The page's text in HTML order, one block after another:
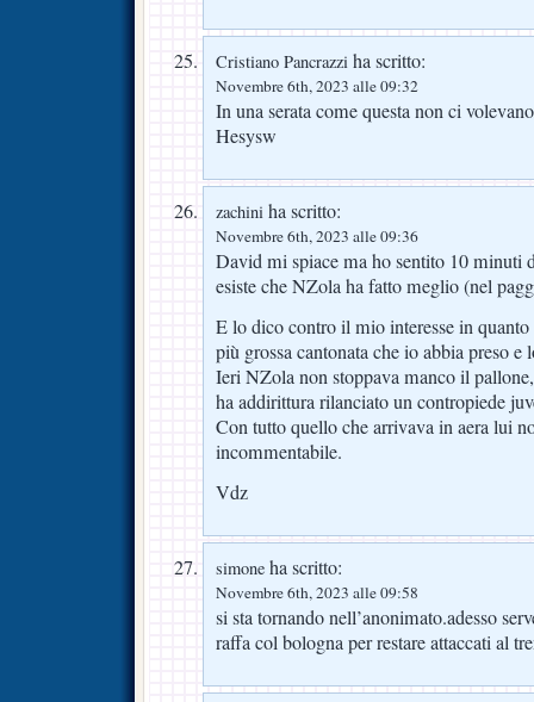
Cristiano Pancrazzi ha scritto:
Novembre 6th, 2023 alle 09:32
In una serata come questa non ci
Hesysw
zachini ha scritto:
Novembre 6th, 2023 alle 09:36
David mi spiace ma ho sentito 10 minuti
esiste che NZola ha fatto meglio (nel
E lo dico contro il mio interesse in
più grossa cantonata che io abbia preso e
Ieri NZola non stoppava manco il
ha addirittura rilanciato un contropiede
Con tutto quello che arrivava in aera lui
incommentabile.
Vdz
simone ha scritto:
Novembre 6th, 2023 alle 09:58
si sta tornando nell’anonimato.adesso
raffa col bologna per restare attaccati al